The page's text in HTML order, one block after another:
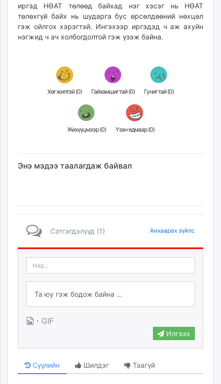
иргэд НӨАТ төлөөд байхад нэг хэсэг нь НӨАТ
төлөхгүй байх нь шударга бус өрсөлдөөний нөхцөл
гэж ойлгох хэрэгтэй. Ингэхээр иргэдэд ч аж ахуйн
нэгжид ч ач холбогдолтой гэж үзэж байна.
Хөгжилтэй (0) Гайхамшигтай (0) Гунигтай (0)
Жихүүцмээр (0) Үзэн ядмаар (0)
Энэ мэдээ таалагдаж байвал
Сэтгэгдэлүүд (1) Анхаарах зүйлс
· GIF
Илгээх
Сүүлийн Шилдэг Таагүй